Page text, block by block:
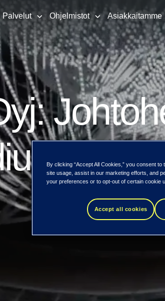
Palvelut Ohjelmistot Asiakkaitamme
By clicking “Accept All Cookies,” you consent
site usage, assist in our marketing efforts, and
your preferences or to opt-out of certain cookie
Accept all cookies